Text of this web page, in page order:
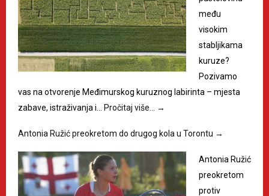
među
visokim
stabljikama
kuruze?
Pozivamo
vas na otvorenje Međimurskog kuruznog labirinta – mjesta
zabave, istraživanja i…
Pročitaj više… →
Antonia Ružić preokretom do drugog kola u Torontu →
Antonia Ružić
preokretom
protiv